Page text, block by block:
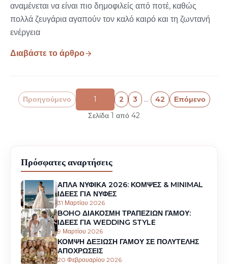
αναμένεται να είναι πιο δημοφιλείς από ποτέ, καθώς
πολλά ζευγάρια αγαπούν τον καλό καιρό και τη ζωντανή
ενέργεια
Διαβάστε το άρθρο
Προηγούμενο 1 2 3 … 42
Επόμενο
Σελίδα 1 από 42
Πρόσφατες αναρτήσεις
ΑΠΛΑ ΝΥΦΙΚΑ 2026: ΚΟΜΨΕΣ & MINIMAL
ΙΔΕΕΣ ΓΙΑ ΝΥΦΕΣ
31 Μαρτίου 2026
BOHO ΔΙΑΚΟΣΜΗ ΤΡΑΠΕΖΙΩΝ ΓΑΜΟΥ:
ΙΔΕΕΣ ΓΙΑ WEDDING STYLE
9 Μαρτίου 2026
ΚΟΜΨΗ ΔΕΞΙΩΣΗ ΓΑΜΟΥ ΣΕ ΠΟΛΥΤΕΛΗΣ
ΑΠΟΧΡΩΣΕΙΣ
20 Φεβρουαρίου 2026